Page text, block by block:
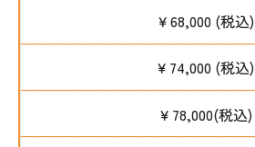
￥68,000 (税込)
￥74,000 (税込)
￥78,000(税込)